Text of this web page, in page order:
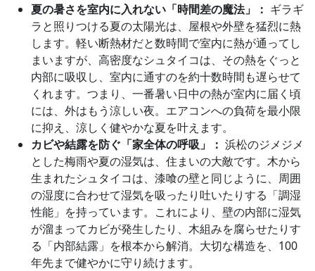
夏の暑さを室内に入れない「時間差の魔法」： ギラギ
ラと照りつける夏の太陽光は、屋根や外壁を猛烈に熱
します。軽い断熱材だと数時間で室内に熱が通ってし
まいますが、高密度なシュタイコは、その熱をぐっと
内部に吸収し、室内に通すのを約十数時間も遅らせて
くれます。つまり、一番暑い日中の熱が室内に届く頃
には、外はもう涼しい夜。エアコンへの負荷を最小限
に抑え、涼しく健やかな夏を叶えます。
カビや結露を防ぐ「家全体の呼吸」： 浜松のジメジメ
とした梅雨や夏の湿気は、住まいの大敵です。木から
生まれたシュタイコは、漆喰の壁と同じように、周囲
の湿度に合わせて湿気を吸ったり吐いたりする「調湿
性能」を持っています。これにより、壁の内部に湿気
が溜まってカビが発生したり、木組みを腐らせたりす
る「内部結露」を根本から解消。大切な構造を、100
年先まで健やかに守り続けます。